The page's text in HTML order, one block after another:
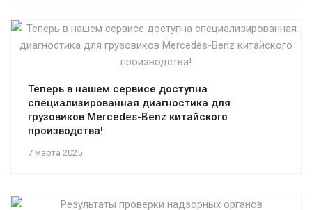
7 марта 2025
Теперь в нашем сервисе доступна
специализированная диагностика для
грузовиков Mercedes-Benz китайского
производства!